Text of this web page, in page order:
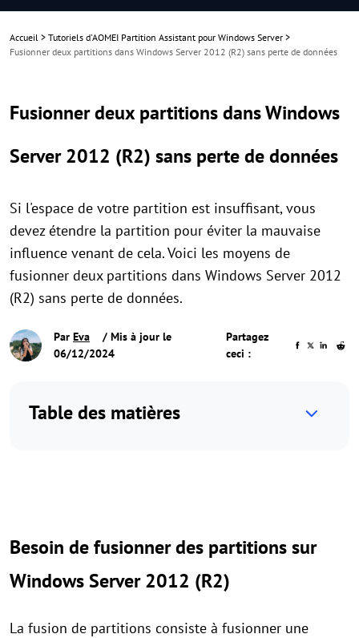
Accueil > Tutoriels d'AOMEI Partition Assistant pour Windows Server >
Fusionner deux partitions dans Windows Server 2012 (R2) sans perte de données
Fusionner deux partitions dans Windows
Server 2012 (R2) sans perte de données
Si l'espace de votre partition est insuffisant, vous
devez étendre la partition pour éviter la mauvaise
influence venant de cela. Voici les moyens de
fusionner deux partitions dans Windows Server 2012
(R2) sans perte de données.
Par Eva
/ Mis à jour le
06/12/2024
Partagez
ceci :
Table des matières
Besoin de fusionner des partitions sur
Windows Server 2012 (R2)
La fusion de partitions consiste à fusionner une